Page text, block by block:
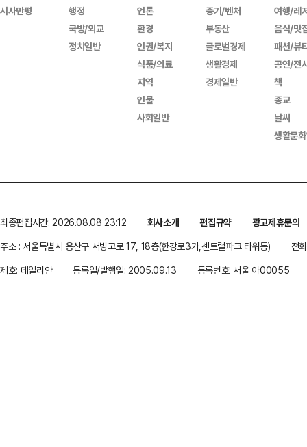
시사만평
행정
국방/외교
정치일반
언론
환경
인권/복지
식품/의료
지역
인물
사회일반
중기/벤처
부동산
글로벌경제
생활경제
경제일반
여행/레
음식/맛
패션/뷰
공연/전
책
종교
날씨
생활문
최종편집시간: 2026.08.08 23:12 회사소개 편집규약
광고제휴문의
주소 : 서울특별시 용산구 서빙고로 17, 18층(한강로3가,센트럴파크 타워동)
전
제호: 데일리안
등록일/발행일: 2005.09.13 등록번호: 서울 아00055